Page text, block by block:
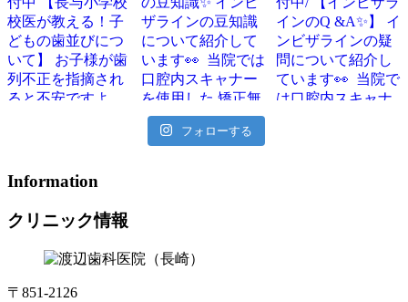
フォローする
Information
クリニック情報
〒851-2126